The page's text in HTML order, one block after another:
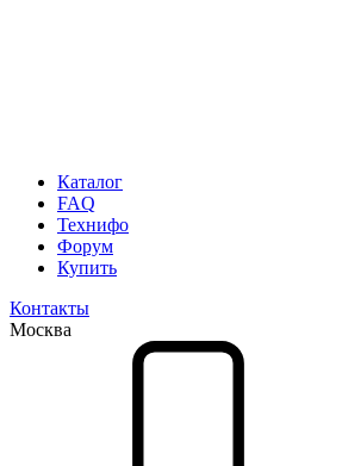
Каталог
FAQ
Технифо
Форум
Купить
Контакты
Москва